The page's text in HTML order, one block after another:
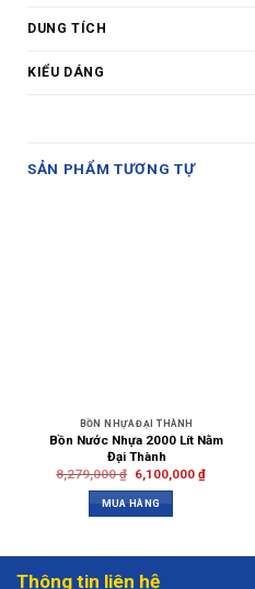
DUNG TÍCH
KIỂU DÁNG
SẢN PHẨM TƯƠNG TỰ
BỒN NHỰA ĐẠI THÀNH
Bồn Nước Nhựa 2000 Lít Nằm
Đại Thành
8,279,000₫ 6,100,000 ₫
MUA HÀNG
Thông tin liên hệ